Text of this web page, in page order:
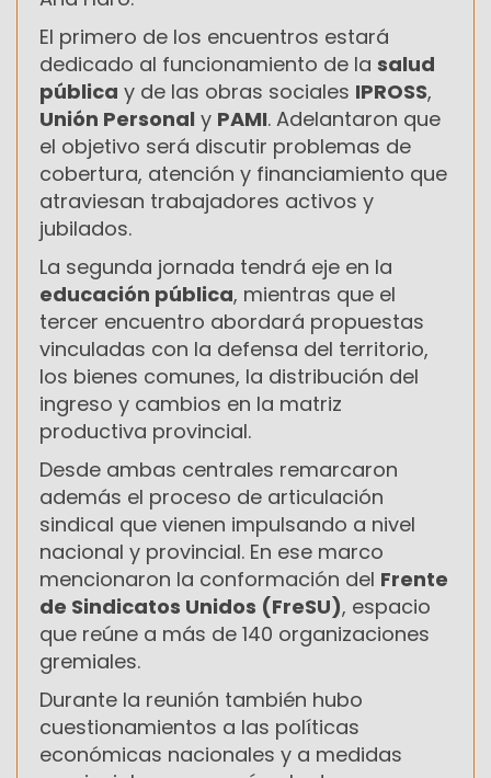
El primero de los encuentros estará
dedicado al funcionamiento de la salud
pública y de las obras sociales IPROSS,
Unión Personal y PAMI. Adelantaron que
el objetivo será discutir problemas de
cobertura, atención y financiamiento que
atraviesan trabajadores activos y
jubilados.
La segunda jornada tendrá eje en la
educación pública, mientras que el
tercer encuentro abordará propuestas
vinculadas con la defensa del territorio,
los bienes comunes, la distribución del
ingreso y cambios en la matriz
productiva provincial.
Desde ambas centrales remarcaron
además el proceso de articulación
sindical que vienen impulsando a nivel
nacional y provincial. En ese marco
mencionaron la conformación del Frente
de Sindicatos Unidos (FreSU), espacio
que reúne a más de 140 organizaciones
gremiales.
Durante la reunión también hubo
cuestionamientos a las políticas
económicas nacionales y a medidas